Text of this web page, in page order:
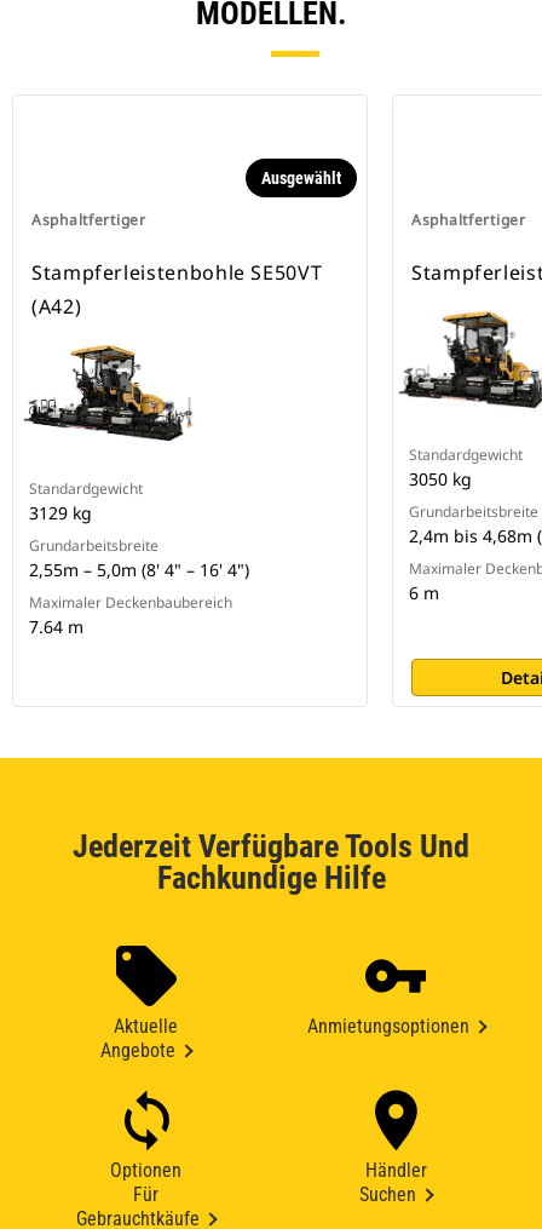
MODELLEN.
Asphaltfertiger
Ausgewählt
Stampferleistenbohle SE50VT
(A42)
Standardgewicht
3129 kg
Grundarbeitsbreite
2,55m – 5,0m (8' 4" – 16' 4")
Maximaler Deckenbaubereich
7.64 m
Asphaltfertiger
Standardgewicht
3050 kg
Grundarbeitsbreite
2,4m bis 4,68m
Maximaler
6 m
Jederzeit Verfügbare Tools Und
Fachkundige Hilfe
Aktuelle
Angebote
Anmietungsoptionen
Optionen
Für
Gebrauchtkäufe
Händler
Suchen